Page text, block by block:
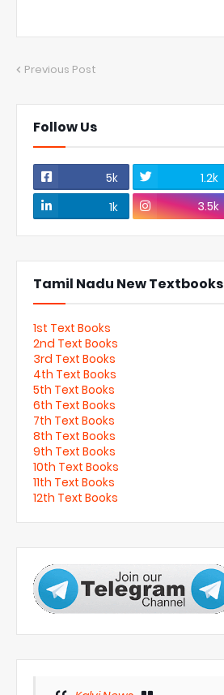
Previous Post
Follow Us
5k 1.2k
1k
3.5k
Tamil Nadu New Textbooks
1st Text Books
2nd Text Books
3rd Text Books
4th Text Books
5th Text Books
6th Text Books
7th Text Books
8th Text Books
9th Text Books
10th Text Books
11th Text Books
12th Text Books